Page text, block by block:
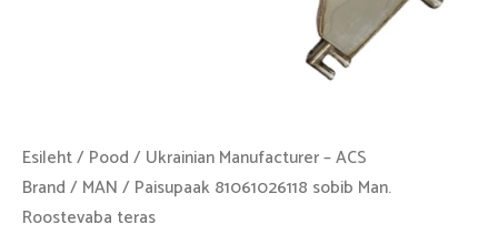
Esileht/ Pood / Ukrainian Manufacturer – ACS
Brand / MAN / Paisupaak 81061026118 sobib Man.
Roostevaba teras